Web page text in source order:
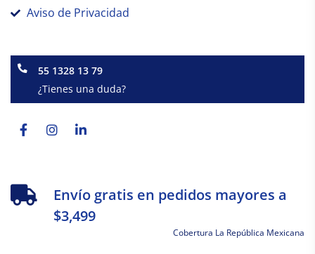
Aviso de Privacidad
55 1328 13 79
¿Tienes una duda?
f
Envío gratis en pedidos mayores a
$3,499
Cobertura La República Mexicana